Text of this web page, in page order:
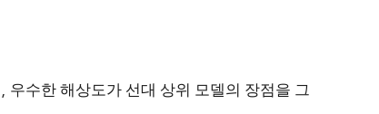
우수한 해상도가 선대 상위 모델의 장점을 그